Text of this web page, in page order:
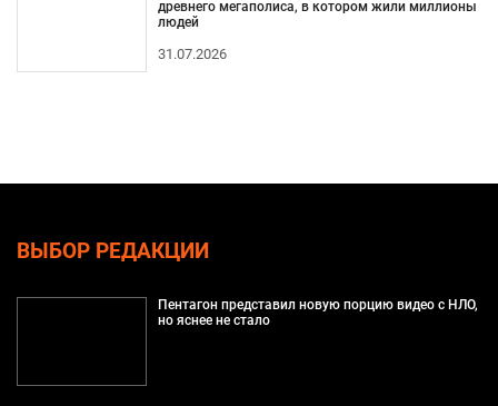
древнего мегаполиса, в котором жили миллионы
людей
31.07.2026
ВЫБОР РЕДАКЦИИ
Пентагон представил новую порцию видео с НЛО,
но яснее не стало